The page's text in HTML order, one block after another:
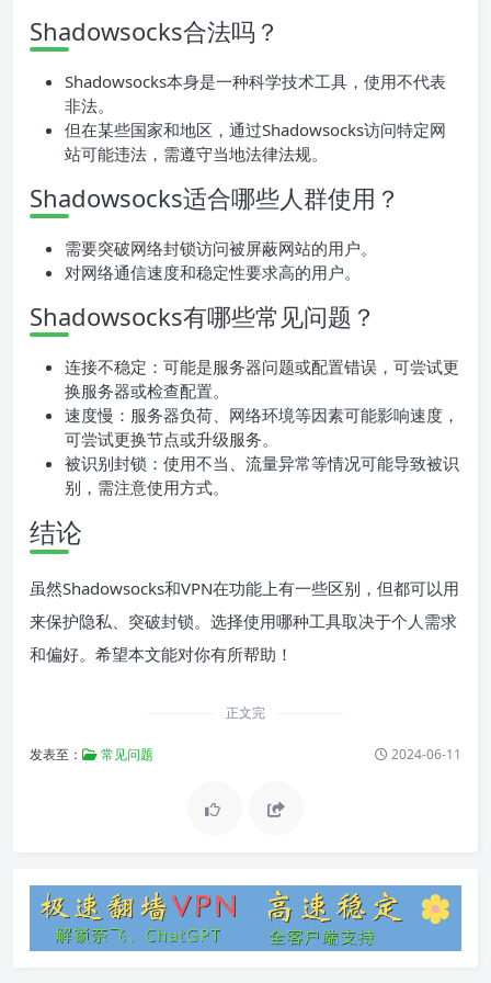
Shadowsocks合法吗？
Shadowsocks本身是一种科学技术工具，使用不代表
非法。
但在某些国家和地区，通过Shadowsocks访问特定网
站可能违法，需遵守当地法律法规。
Shadowsocks适合哪些人群使用？
需要突破网络封锁访问被屏蔽网站的用户。
对网络通信速度和稳定性要求高的用户。
Shadowsocks有哪些常见问题？
连接不稳定：可能是服务器问题或配置错误，可尝试更
换服务器或检查配置。
速度慢：服务器负荷、网络环境等因素可能影响速度，
可尝试更换节点或升级服务。
被识别封锁：使用不当、流量异常等情况可能导致被识
别，需注意使用方式。
结论
虽然Shadowsocks和VPN在功能上有一些区别，但都可以用
来保护隐私、突破封锁。选择使用哪种工具取决于个人需求
和偏好。希望本文能对你有所帮助！
正文完
发表至： 常见问题 2024-06-11